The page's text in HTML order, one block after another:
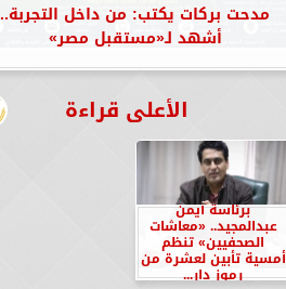
مدحت بركات يكتب: من داخل التجربة..
أشهد لـ«مستقبل مصر»
الأعلى قراءة
برئاسة أيمن
عبدالمجيد.. «معاشات
الصحفيين» تنظم
أمسية تأبين لعشرة من
رموز دار...